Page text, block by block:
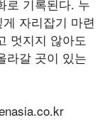
로 기록된다. 누
자리잡기 마련
멋지지 않아도
라갈 곳이 있는